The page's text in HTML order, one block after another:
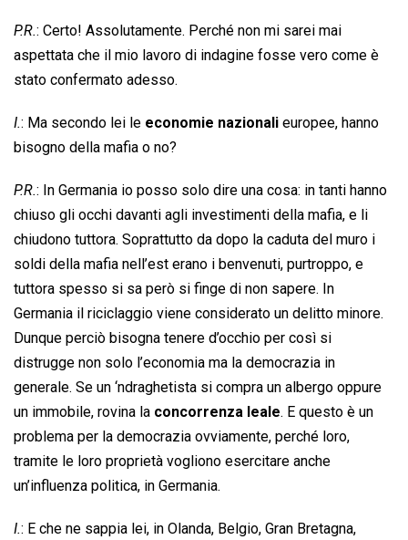
P.R.: Certo! Assolutamente. Perché non mi sarei mai
aspettata che il mio lavoro di indagine fosse vero come è
stato confermato adesso.
I.: Ma secondo lei le economie nazionali europee, hanno
bisogno della mafia o no?
P.R.: In Germania io posso solo dire una cosa: in tanti hanno
chiuso gli occhi davanti agli investimenti della mafia, e li
chiudono tuttora. Soprattutto da dopo la caduta del muro i
soldi della mafia nell’est erano i benvenuti, purtroppo, e
tuttora spesso si sa però si finge di non sapere. In
Germania il riciclaggio viene considerato un delitto minore.
Dunque perciò bisogna tenere d’occhio per così si
distrugge non solo l’economia ma la democrazia in
generale. Se un ‘ndraghetista si compra un albergo oppure
un immobile, rovina la concorrenza leale. E questo è un
problema per la democrazia ovviamente, perché loro,
tramite le loro proprietà vogliono esercitare anche
un’influenza politica, in Germania.
I.: E che ne sappia lei, in Olanda, Belgio, Gran Bretagna,